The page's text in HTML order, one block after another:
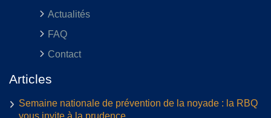
Actualités
FAQ
Contact
Articles
Semaine nationale de prévention de la noyade : la RBQ
vous invite à la prudence